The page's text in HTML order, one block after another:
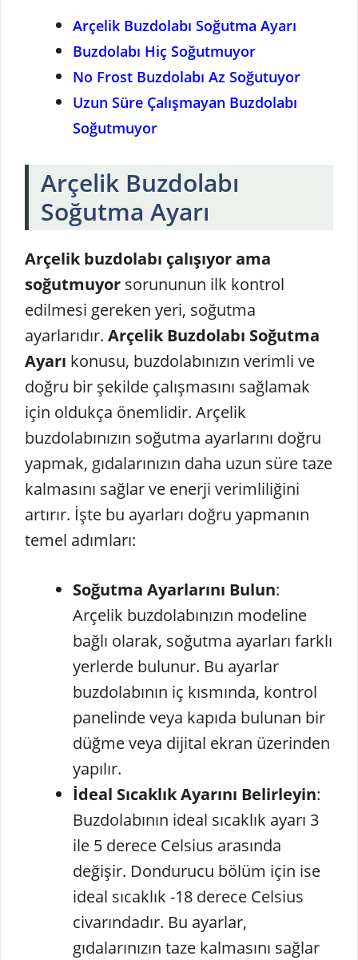
Arçelik Buzdolabı Soğutma Ayarı
Buzdolabı Hiç Soğutmuyor
No Frost Buzdolabı Az Soğutuyor
Uzun Süre Çalışmayan Buzdolabı
Soğutmuyor
Arçelik Buzdolabı
Soğutma Ayarı
Arçelik buzdolabı çalışıyor ama
soğutmuyor sorununun ilk kontrol
edilmesi gereken yeri, soğutma
ayarlarıdır. Arçelik Buzdolabı Soğutma
Ayarı konusu, buzdolabınızın verimli ve
doğru bir şekilde çalışmasını sağlamak
için oldukça önemlidir. Arçelik
buzdolabınızın soğutma ayarlarını doğru
yapmak, gıdalarınızın daha uzun süre taze
kalmasını sağlar ve enerji verimliliğini
artırır. İşte bu ayarları doğru yapmanın
temel adımları:
Soğutma Ayarlarını Bulun:
Arçelik buzdolabınızın modeline
bağlı olarak, soğutma ayarları farklı
yerlerde bulunur. Bu ayarlar
buzdolabının iç kısmında, kontrol
panelinde veya kapıda bulunan bir
düğme veya dijital ekran üzerinden
yapılır.
İdeal Sıcaklık Ayarını Belirleyin:
Buzdolabının ideal sıcaklık ayarı 3
ile 5 derece Celsius arasında
değişir. Dondurucu bölüm için ise
ideal sıcaklık -18 derece Celsius
civarındadır. Bu ayarlar,
gıdalarınızın taze kalmasını sağlar